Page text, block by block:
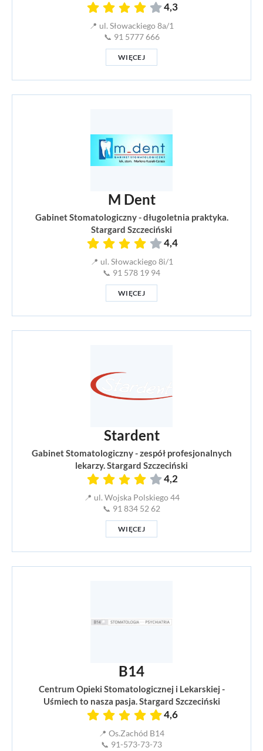
4,3
📍 ul. Słowackiego 8a/1
📞 91 5777 666
WIĘCEJ
M Dent
Gabinet Stomatologiczny - długoletnia praktyka.
Stargard Szczeciński
4,4
📍 ul. Słowackiego 8i/1
📞 91 578 19 94
WIĘCEJ
Stardent
Gabinet Stomatologiczny - zespół profesjonalnych
lekarzy. Stargard Szczeciński
4,2
📍 ul. Wojska Polskiego 44
📞 91 834 52 62
WIĘCEJ
B14
Centrum Opieki Stomatologicznej i Lekarskiej -
Uśmiech to nasza pasja. Stargard Szczeciński
4,6
📍 Os.Zachód B14
📞 91-573-73-73